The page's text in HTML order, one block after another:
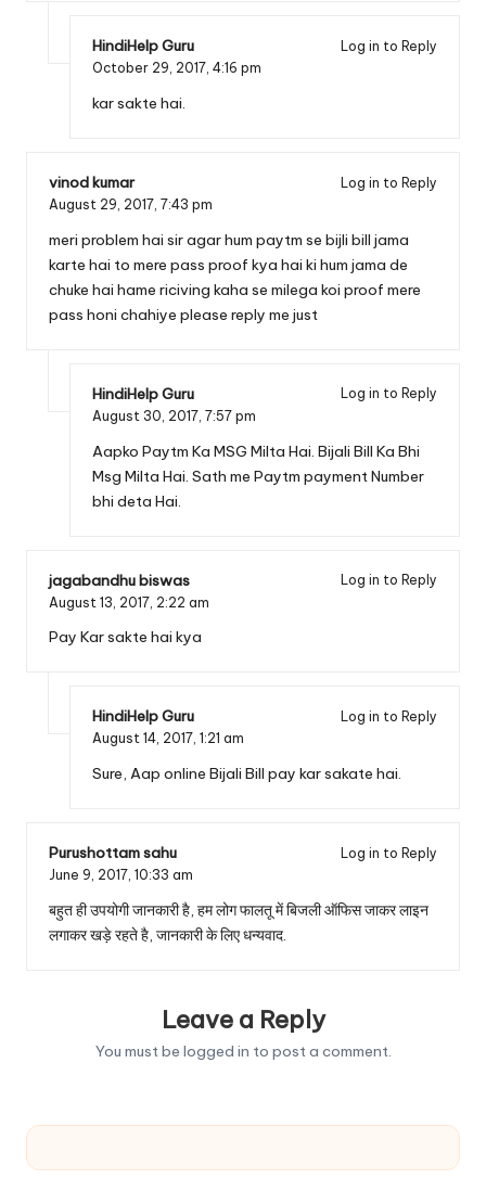
HindiHelp Guru
Log in to Reply
October 29, 2017, 4:16 pm
kar sakte hai.
vinod kumar
Log in to Reply
August 29, 2017, 7:43 pm
meri problem hai sir agar hum paytm se bijli bill jama
karte hai to mere pass proof kya hai ki hum jama de
chuke hai hame riciving kaha se milega koi proof mere
pass honi chahiye please reply me just
HindiHelp Guru
Log in to Reply
August 30, 2017, 7:57 pm
Aapko Paytm Ka MSG Milta Hai. Bijali Bill Ka Bhi
Msg Milta Hai. Sath me Paytm payment Number
bhi deta Hai.
jagabandhu biswas
Log in to Reply
August 13, 2017, 2:22 am
Pay Kar sakte hai kya
HindiHelp Guru
Log in to Reply
August 14, 2017, 1:21 am
Sure, Aap online Bijali Bill pay kar sakate hai.
Purushottam sahu
Log in to Reply
June 9, 2017, 10:33 am
बहुत ही उपयोगी जानकारी है, हम लोग फालतू में बिजली ऑफिस जाकर लाइन
लगाकर खड़े रहते है, जानकारी के लिए धन्यवाद.
Leave a Reply
You must be logged in to post a comment.